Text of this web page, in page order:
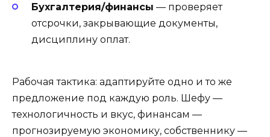
Бухгалтерия/финансы — проверяет
отсрочки, закрывающие документы,
дисциплину оплат.
Рабочая тактика: адаптируйте одно и то же
предложение под каждую роль. Шефу —
технологичность и вкус, финансам —
прогнозируемую экономику, собственнику —